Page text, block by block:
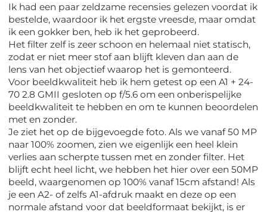
Ik had een paar zeldzame recensies gelezen voordat ik
bestelde, waardoor ik het ergste vreesde, maar omdat
ik een gokker ben, heb ik het geprobeerd.
Het filter zelf is zeer schoon en helemaal niet statisch,
zodat er niet meer stof aan blijft kleven dan aan de
lens van het objectief waarop het is gemonteerd.
Voor beeldkwaliteit heb ik hem getest op een A1 + 24-
70 2.8 GMII gesloten op f/5.6 om een ​​onberispelijke
beeldkwaliteit te hebben en om te kunnen beoordelen
met en zonder.
Je ziet het op de bijgevoegde foto. Als we vanaf 50 MP
naar 100% zoomen, zien we eigenlijk een heel klein
verlies aan scherpte tussen met en zonder filter. Het
blijft echt heel licht, we hebben het hier over een 50MP
beeld, waargenomen op 100% vanaf 15cm afstand! Als
je een A2- of zelfs A1-afdruk maakt en deze op een
normale afstand voor dat beeldformaat bekijkt, is er